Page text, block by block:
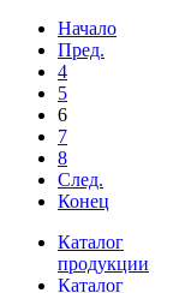
Начало
Пред.
4
5
6
7
8
След.
Конец
Каталог
продукции
Каталог